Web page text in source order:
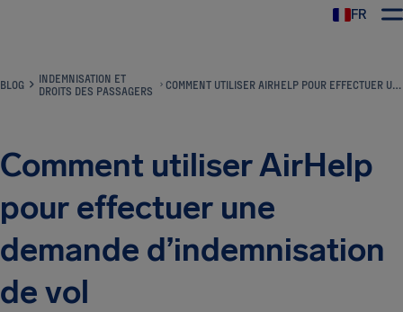
FR
BLOG
INDEMNISATION ET
DROITS DES PASSAGERS
COMMENT UTILISER AIRHELP POUR EFFECTUER UNE DEMANDE D’INDEMNISATION DE VOL
Comment utiliser AirHelp
pour effectuer une
demande d’indemnisation
de vol